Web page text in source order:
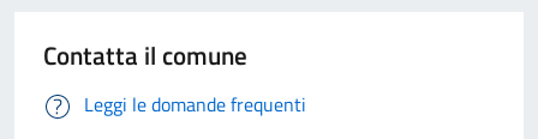
Contatta il comune
Leggi le domande frequenti